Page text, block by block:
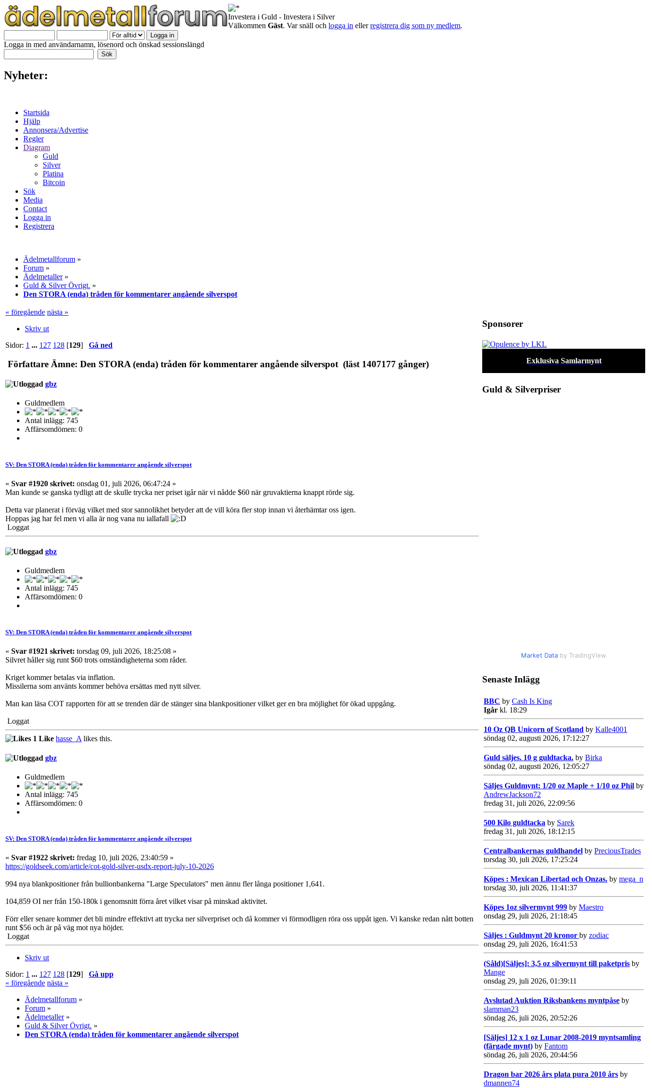
Investera i Guld - Investera i Silver
VälkommenGäst. Var snäll ochlogga in ellerregistrera dig som ny medlem.
Logga in med användarnamn, lösenord och önskad sessionslängd
Nyheter:
Startsida
Hjälp
Annonsera/Advertise
Regler
Diagram
Guld
Silver
Platina
Bitcoin
Sök
Media
Contact
Logga in
Registrera
Ädelmetallforum »
Forum »
Ädelmetaller»
Guld & Silver Övrigt. »
Den STORA (enda) tråden för kommentarer angående silverspot
« föregående nästa »
Skriv ut
Sidor: 1 ... 127 128 [129] Gå ned
Författare Ämne: Den STORA (enda) tråden för kommentarer angående silverspot (läst 1407177 gånger)
gbz
Guldmedlem
Antal inlägg: 745
Affärsomdömen: 0
SV: Den STORA (enda) tråden för kommentarer angående silverspot
« Svar #1920 skrivet: onsdag 01, juli 2026, 06:47:24 »
Man kunde se ganska tydligt att de skulle trycka ner priset igår när vi nådde $60 när gruvaktierna knappt rörde sig.
Detta var planerat i förväg vilket med stor sannolikhet betyder att de vill köra fler stop innan vi återhämtar oss igen.
Hoppas jag har fel men vi alla är nog vana nu iallafall
Loggat
gbz
Guldmedlem
Antal inlägg: 745
Affärsomdömen: 0
SV: Den STORA (enda) tråden för kommentarer angående silverspot
« Svar #1921 skrivet: torsdag 09, juli 2026, 18:25:08 »
Silvret håller sig runt $60 trots omständigheterna som råder.
Kriget kommer betalas via inflation.
Missilerna som använts kommer behöva ersättas med nytt silver.
Man kan läsa COT rapporten för att se trenden där de stänger sina blankpositioner vilket ger en bra möjlighet för ökad uppgång.
Loggat
1 Like hasse_A likes this.
gbz
Guldmedlem
Antal inlägg: 745
Affärsomdömen: 0
SV: Den STORA (enda) tråden för kommentarer angående silverspot
« Svar #1922 skrivet: fredag 10, juli 2026, 23:40:59 »
https://goldseek.com/article/cot-gold-silver-usdx-report-july-10-2026
994 nya blankpositioner från bullionbankerna "Large Speculators" men ännu fler långa positioner 1,641.
104,859 OI ner från 150-180k i genomsnitt förra året vilket visar på minskad aktivitet.
Förr eller senare kommer det bli mindre effektivt att trycka ner silverpriset och då kommer vi förmodligen röra oss uppåt igen. Vi kanske redan nått botten
runt $56 och är på väg mot nya höjder.
Loggat
Skriv ut
Sidor: 1 ... 127 128 [129] Gå upp
« föregående nästa »
Ädelmetallforum »
Forum »
Ädelmetaller»
Guld & Silver Övrigt. »
Den STORA (enda) tråden för kommentarer angående silverspot
Sponsorer
Exklusiva Samlarmynt
Guld & Silverpriser
Market Data by TradingView
Senaste Inlägg
BBC by Cash Is King
Igår kl. 18:29
10 Oz QB Unicorn of Scotland by Kalle4001
söndag 02, augusti 2026, 17:12:27
Guld säljes. 10 g guldtacka. by Birka
söndag 02, augusti 2026, 12:05:27
Säljes Guldmynt: 1/20 oz Maple + 1/10 oz Phil by
AndrewJackson72
fredag 31, juli 2026, 22:09:56
500 Kilo guldtacka by Sarek
fredag 31, juli 2026, 18:12:15
Centralbankernas guldhandel by PreciousTrades
torsdag 30, juli 2026, 17:25:24
Köpes : Mexican Libertad och Onzas. by mega_n
torsdag 30, juli 2026, 11:41:37
Köpes 1oz silvermynt 999 by Maestro
onsdag 29, juli 2026, 21:18:45
Säljes : Guldmynt 20 kronor by zodiac
onsdag 29, juli 2026, 16:41:53
(Såld)[Säljes]: 3,5 oz silvermynt till paketpris by
Mange
onsdag 29, juli 2026, 01:39:11
Avslutad Auktion Riksbankens myntpåse by
slamman23
söndag 26, juli 2026, 20:52:26
[Säljes] 12 x 1 oz Lunar 2008-2019 myntsamling
(färgade mynt) by Fantom
söndag 26, juli 2026, 20:44:56
Dragon bar 2026 års plata pura 2010 års by
dmannen74